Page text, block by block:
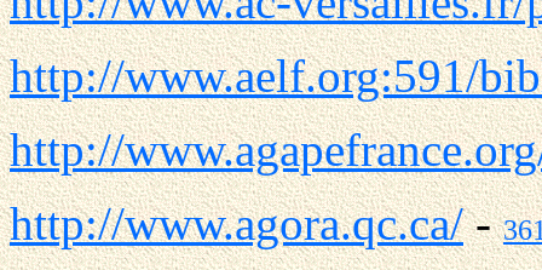
http://www.aelf.org:591/
http://
http://www.agora.qc.ca/-